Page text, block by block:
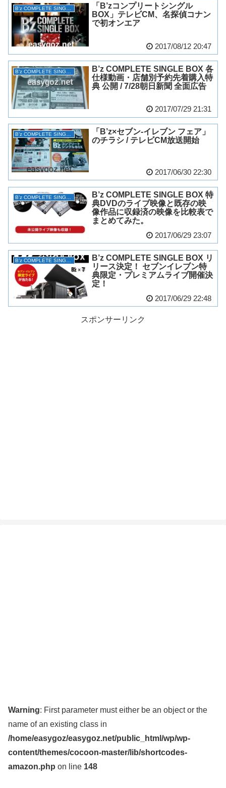
「B’zコンプリートシングル
BOX」テレビCM、名探偵コナン
で初オンエア
2017/08/12 20:47
B’z COMPLETE SINGLE BOX 各
仕様動画・店舗別予約先着購入特
典 公開 / 7/28朝日新聞 全面広告
2017/07/29 21:31
B’z COMPLETE SINGLE BOX
「B’z×セブン-イレブン フェア」
のチラシ / テレビCM放送開始
2017/06/30 22:30
B’z COMPLETE SINGLE BOX 特
典DVDのライブ映像と既存の映
像作品に収録済の映像を比較表で
まとめてみた。
2017/06/29 23:07
B’z COMPLETE SINGLE BOX リ
リース決定！ セブンイレブン特
典限定・プレミアムライブ開催決
定！
2017/06/29 22:48
スポンサーリンク
Warning: First parameter must either be an object or the
name of an existing class in
/home/easygoz/easygoz.net/public_html/wp/wp-
content/themes/cocoon-master/lib/shortcodes-
amazon.php on line 148